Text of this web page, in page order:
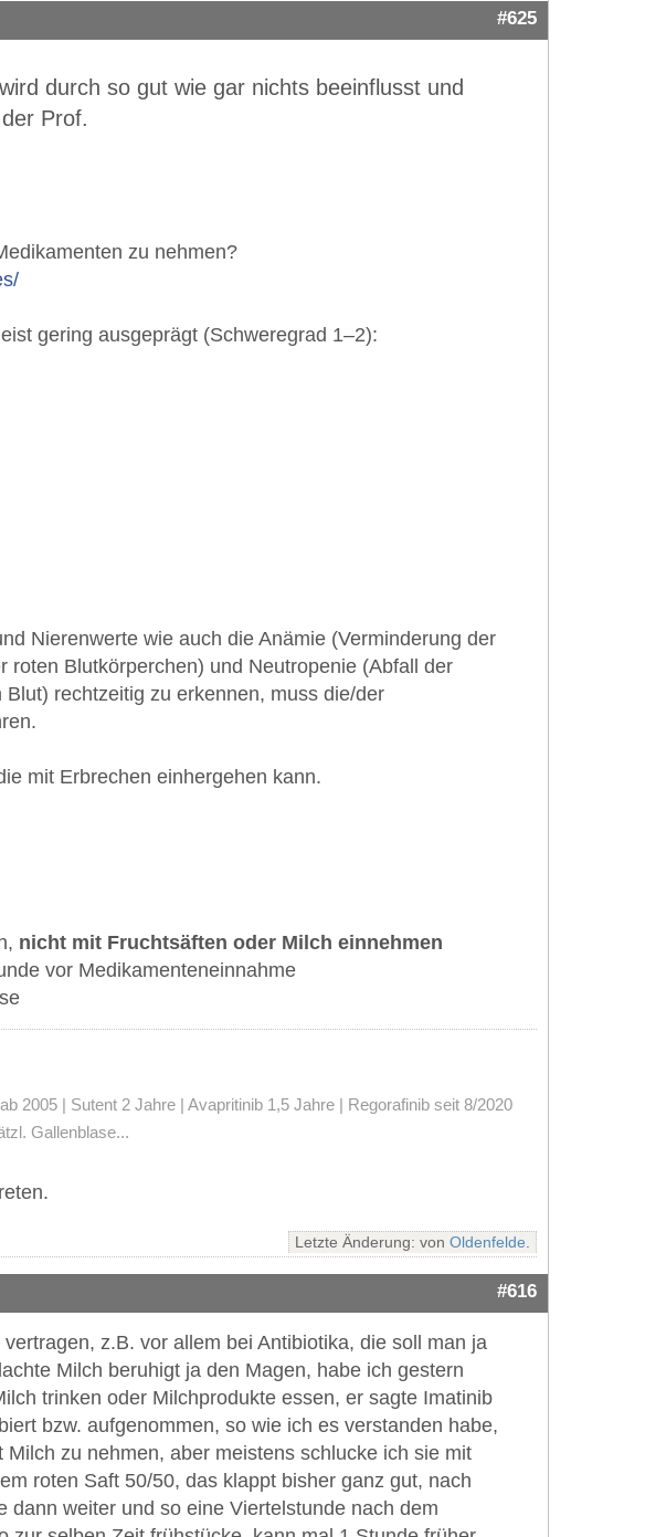
#625
durch so gut wie gar nichts beeinflusst und
Prof.
zu nehmen?
gering ausgeprägt (Schweregrad 1–2):
Nierenwerte wie auch die Anämie (Verminderung der
Blutkörperchen) und Neutropenie (Abfall der
rechtzeitig zu erkennen, muss die/der
mit Erbrechen einhergehen kann.
nicht mit Fruchtsäften oder Milch einnehmen
vor Medikamenteneinnahme
2005 | Sutent 2 Jahre | Avapritinib 1,5 Jahre | Regorafinib seit 8/2020
Gallenblase...
Letzte Änderung: von Oldenfelde
#616
z.B. vor allem bei Antibiotika, die soll man ja
Milch beruhigt ja den Magen, habe ich gestern
trinken oder Milchprodukte essen, er sagte Imatinib
bzw. aufgenommen, so wie ich es verstanden habe,
zu nehmen, aber meistens schlucke ich sie mit
roten Saft 50/50, das klappt bisher ganz gut, nach
weiter und so eine Viertelstunde nach dem